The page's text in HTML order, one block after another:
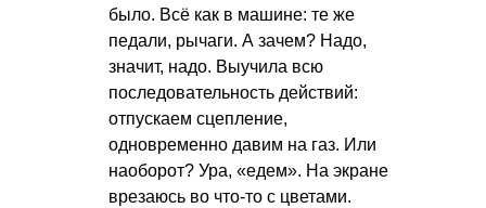
было. Всё как в машине: те же
педали, рычаги. А зачем? Надо,
значит, надо. Выучила всю
последовательность действий:
отпускаем сцепление,
одновременно давим на газ. Или
наоборот? Ура, «едем». На экране
врезаюсь во что-то с цветами.